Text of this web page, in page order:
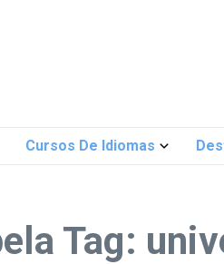
Cursos De Idiomas
Tag: